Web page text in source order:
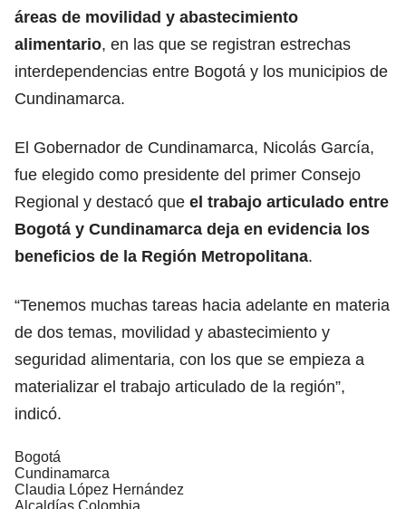
áreas de movilidad y abastecimiento
alimentario, en las que se registran estrechas
interdependencias entre Bogotá y los municipios de
Cundinamarca.
El Gobernador de Cundinamarca, Nicolás García,
fue elegido como presidente del primer Consejo
Regional y destacó que el trabajo articulado entre
Bogotá y Cundinamarca deja en evidencia los
beneficios de la Región Metropolitana.
“Tenemos muchas tareas hacia adelante en materia
de dos temas, movilidad y abastecimiento y
seguridad alimentaria, con los que se empieza a
materializar el trabajo articulado de la región”,
indicó.
Bogotá
Cundinamarca
Claudia López Hernández
Alcaldías Colombia